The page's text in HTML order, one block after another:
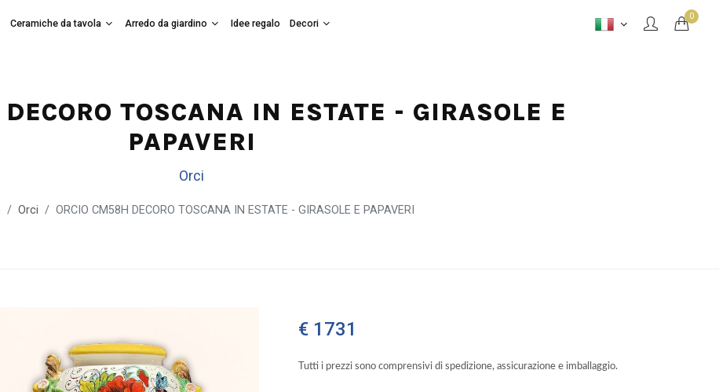
0
Ceramiche da tavola Arredo da giardino Idee regalo Decori
TOSCANA IN ESTATE - GIRASOLE E
PAPAVERI
Orci
Orci ORCIO CM58H DECORO TOSCANA IN ESTATE - GIRASOLE E PAPAVERI
€ 1731
Tutti i prezzi sono comprensivi di spedizione, assicurazione e imballaggio.